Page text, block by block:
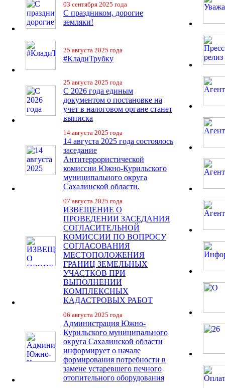
03 сентября 2025 года
С праздником, дорогие
земляки!
25 августа 2025 года
#КладиТрубку
25 августа 2025 года
С 2026 года единым
документом о постановке на
учет в налоговом органе станет
выписка
14 августа 2025 года
14 августа 2025 года состоялось
заседание
Антитеррористической
комиссии Южно-Курильского
муниципального округа
Сахалинской области.
07 августа 2025 года
ИЗВЕЩЕНИЕ О
ПРОВЕДЕНИИ ЗАСЕДАНИЯ
СОГЛАСИТЕЛЬНОЙ
КОМИССИИ ПО ВОПРОСУ
СОГЛАСОВАНИЯ
МЕСТОПОЛОЖЕНИЯ
ГРАНИЦ ЗЕМЕЛЬНЫХ
УЧАСТКОВ ПРИ
ВЫПОЛНЕНИИ
КОМПЛЕКСНЫХ
КАДАСТРОВЫХ РАБОТ
06 августа 2025 года
Администрация Южно-
Курильского муниципального
округа Сахалинской области
информирует о начале
формирования потребности в
замене устаревшего печного
отопительного оборудования